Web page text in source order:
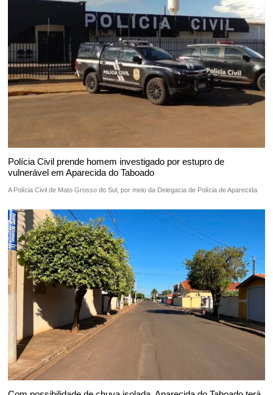
Polícia Civil prende homem investigado por estupro de
vulnerável em Aparecida do Taboado
A Polícia Civil de Mato Grosso do Sul, por meio da Delegacia de Polícia de Aparecida